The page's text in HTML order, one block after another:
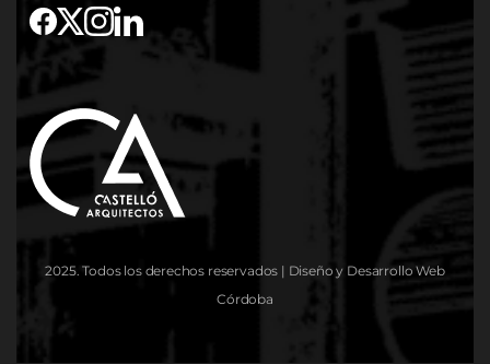
2025. Todos los derechos reservados | Diseño y Desarrollo Web
Córdoba